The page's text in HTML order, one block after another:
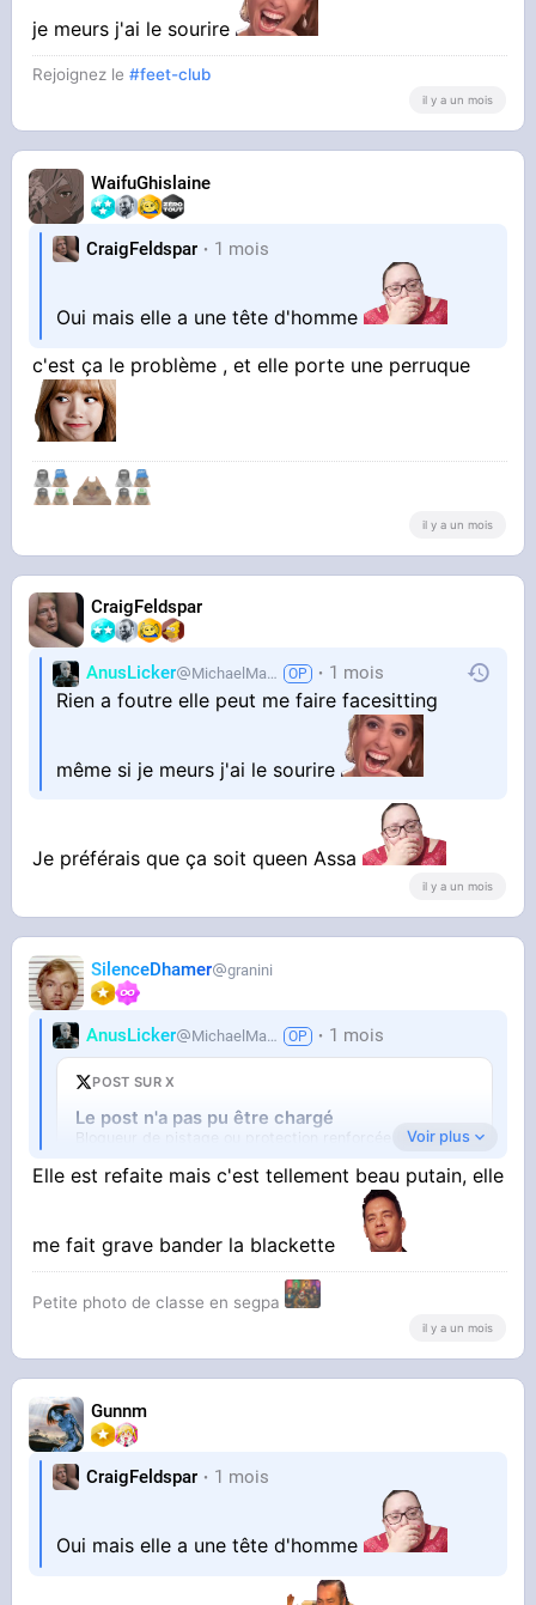
je meurs j'ai le sourire
Rejoignez le#feet-club
il y a un mois
WaifuGhislaine
CraigFeldspar 1 mois
Oui mais elle a une tête d'homme
c'est ça le problème , et elle porte une perruque
il y a un mois
CraigFeldspar
AnusLicker MichaelMann 1 mois
Rien a foutre elle peut me faire facesitting
même si je meurs j'ai le sourire
Je préférais que ça soit queen Assa
il y a un mois
SilenceDhamer granini
AnusLicker MichaelMann 1 mois
POST SUR X
Le post n'a pas pu être chargé
Bloqueur de pistage ou protection renforcée (Firefox).
Ouvrir sur X↗
Voir plus
Elle est refaite mais c'est tellement beau putain, elle
me fait grave bander la blackette
Petite photo de classe en segpa
il y a un mois
Gunnm
CraigFeldspar 1 mois
Oui mais elle a une tête d'homme